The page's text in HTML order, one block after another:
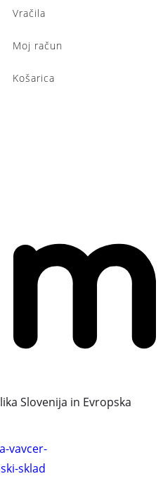
Vračila
Moj račun
Košarica
Slovenija in Evropska